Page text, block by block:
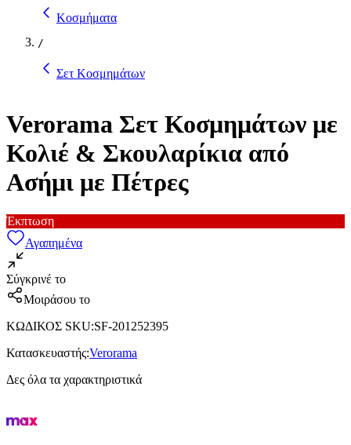
Κοσμήματα
/
Σετ Κοσμημάτων
Verorama Σετ Κοσμημάτων με
Κολιέ & Σκουλαρίκια από
Ασήμι με Πέτρες
Έκπτωση
Αγαπημένα
Σύγκρινέ το
Μοιράσου το
ΚΩΔΙΚΟΣ SKU:SF-201252395
Κατασκευαστής:Verorama
Δες όλα τα χαρακτηριστικά